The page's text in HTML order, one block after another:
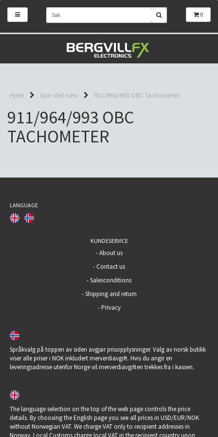
0
Hjem Gjør-det-selv 911/964/993 OBC Tachometer
911/964/993 OBC
TACHOMETER
LANGUAGE
KUNDESERVICE
-About us
-Contact us
-Salesconditions
-Shipping and return
-Privacy
Språkvalg på toppen av siden avgjør prisopplysninger. Valg av norsk butikk
viser alle priser i NOK inkludert merverdiavgift. Hvis du angir en
leveringsadresse utenfor Norge vil merverdiavgiften trekkes fra i kassen.
The language selection on the top of the web page controls the price
details. By choosing the English page you see all prices in USD/EUR/NOK
without Norwegian VAT. We charge VAT only to recipient addresses in
Norway. Local Customs charge local VAT in the recipient country upon